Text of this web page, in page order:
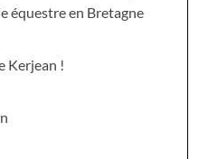
équestre en Bretagne
Kerjean !